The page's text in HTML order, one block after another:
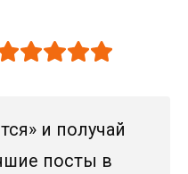
и получай
посты в